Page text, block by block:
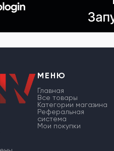
МЕНЮ
Главная
Все товары
Категории магазина
Реферальная
система
Мои покупки